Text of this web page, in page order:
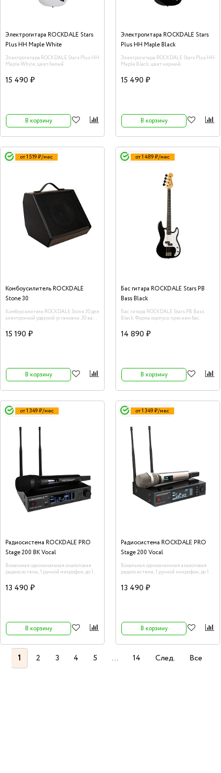
Электрогитара ROCKDALE Stars
Plus HH Maple White
Электрогитара ROCKDALE Stars Plus HH
Maple White, цвет белый.
15 490 ₽
В корзину
Электрогитара ROCKDALE Stars
Plus HH Maple Black
Электрогитара ROCKDALE Stars Plus HH
Maple Black, цвет черный.
15 490 ₽
В корзину
от 1 519 ₽/мес
Комбоусилитель ROCKDALE
Stone 30
Комбоусилитель ROCKDALE Stone 30 для
электронной ударной установки, 30 ватт,
высокочастотный твитер, трехполосный
эквалайзер TREBLE/MIDDLE/BASS; 2
15 190 ₽
В корзину
от 1 489 ₽/мес
Бас гитара ROCKDALE Stars PB
Bass Black
Бас гитара ROCKDALE Stars PB Bass
Black. Форма корпуса пресижн бас.
14 890 ₽
В корзину
от 1 349 ₽/мес
Радиосистема ROCKDALE PRO
Stage 200 BK Vocal
Вокальная одноканальная аналоговая
радиосистема, 1 ручной микрофон, до 100
13 490 ₽
В корзину
от 1 349 ₽/мес
Радиосистема ROCKDALE PRO
Stage 200 Vocal
Вокальная одноканальная аналоговая
радиосистема, 1 ручной микрофон, до 100
13 490 ₽
В корзину
1 2 3 4 5 ... 14 След. Все